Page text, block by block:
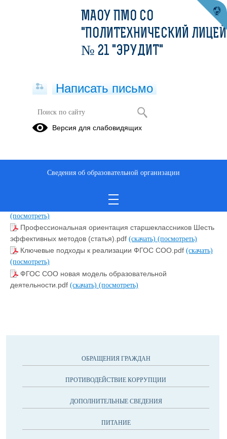
Введение в ФГОС СОО
(посмотреть)
Ключевые особенности ФГОС СОО.pdf
(посмотреть)
Профессиональная ориентация старшеклассников Шесть
эффективных методов (статья).pdf (скачать) (посмотреть)
Ключевые подходы к реализации ФГОС СОО.pdf (скачать)
(посмотреть)
ФГОС СОО новая модель образовательной
деятельности.pdf (скачать) (посмотреть)
ОБРАЩЕНИЯ ГРАЖДАН
ПРОТИВОДЕЙСТВИЕ КОРРУПЦИИ
ДОПОЛНИТЕЛЬНЫЕ СВЕДЕНИЯ
ПИТАНИЕ
МАОУ ПМО СО
"ПОЛИТЕХНИЧЕСКИЙ ЛИЦЕЙ
№ 21 "ЭРУДИТ"
Написать письмо
Версия для слабовидящих
Сведения об образовательной организации